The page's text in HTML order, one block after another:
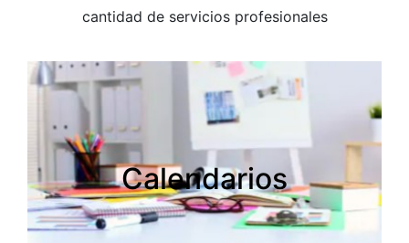
cantidad de servicios profesionales
Calendarios
Calendarios
Creamos tus calendarios personalizados